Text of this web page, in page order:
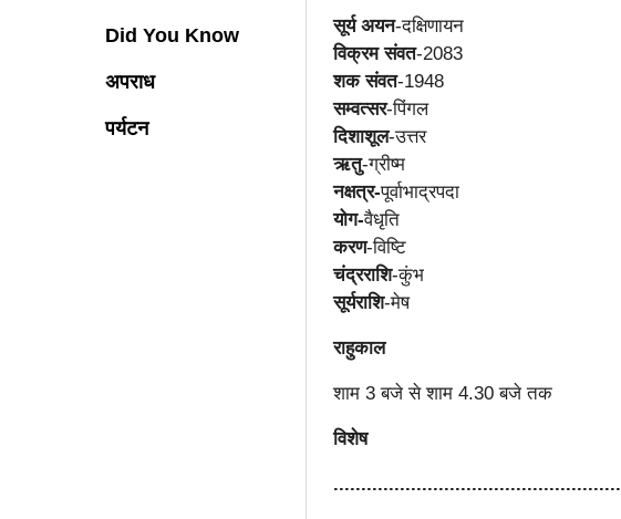
Did You Know
अपराध
पर्यटन
सूर्य अयन-दक्षिणायन
विक्रम संवत-2083
शक संवत-1948
सम्वत्सर-पिंगल
दिशाशूल-उत्तर
ऋतु-ग्रीष्म
नक्षत्र-पूर्वाभाद्रपदा
योग-वैधृति
करण-विष्टि
चंद्रराशि-कुंभ
सूर्यराशि-मेष
राहुकाल
शाम 3 बजे से शाम 4.30 बजे तक
विशेष
....................................................